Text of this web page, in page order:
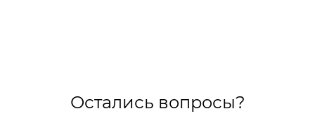
Остались вопросы?